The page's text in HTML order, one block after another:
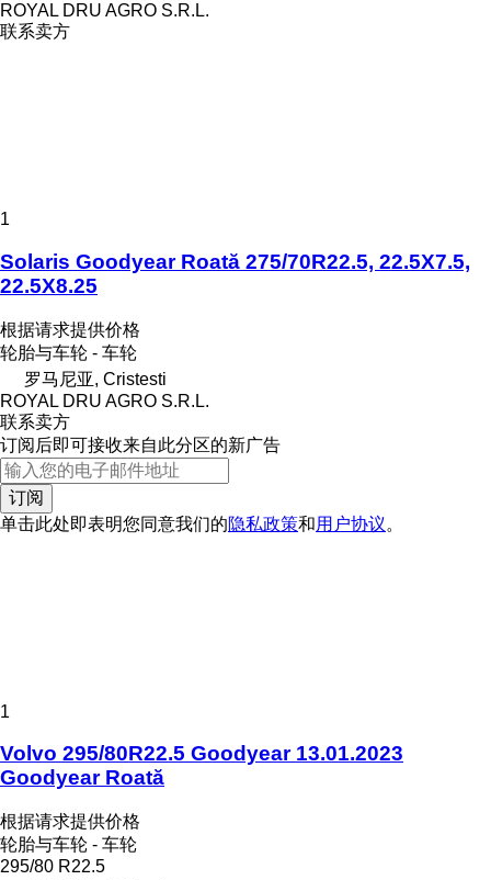
ROYAL DRU AGRO S.R.L.
联系卖方
1
Solaris Goodyear Roată 275/70R22.5, 22.5X7.5,
22.5X8.25
根据请求提供价格
轮胎与车轮 - 车轮
罗马尼亚, Cristesti
ROYAL DRU AGRO S.R.L.
联系卖方
订阅后即可接收来自此分区的新广告
订阅
单击此处即表明您同意我们的隐私政策和用户协议。
1
Volvo 295/80R22.5 Goodyear 13.01.2023
Goodyear Roată
根据请求提供价格
轮胎与车轮 - 车轮
295/80 R22.5